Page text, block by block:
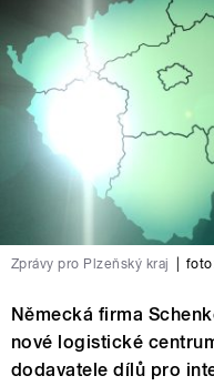
Zprávy pro Plzeňský kraj
Německá firma
nové logistické
dodavatele dílů pro